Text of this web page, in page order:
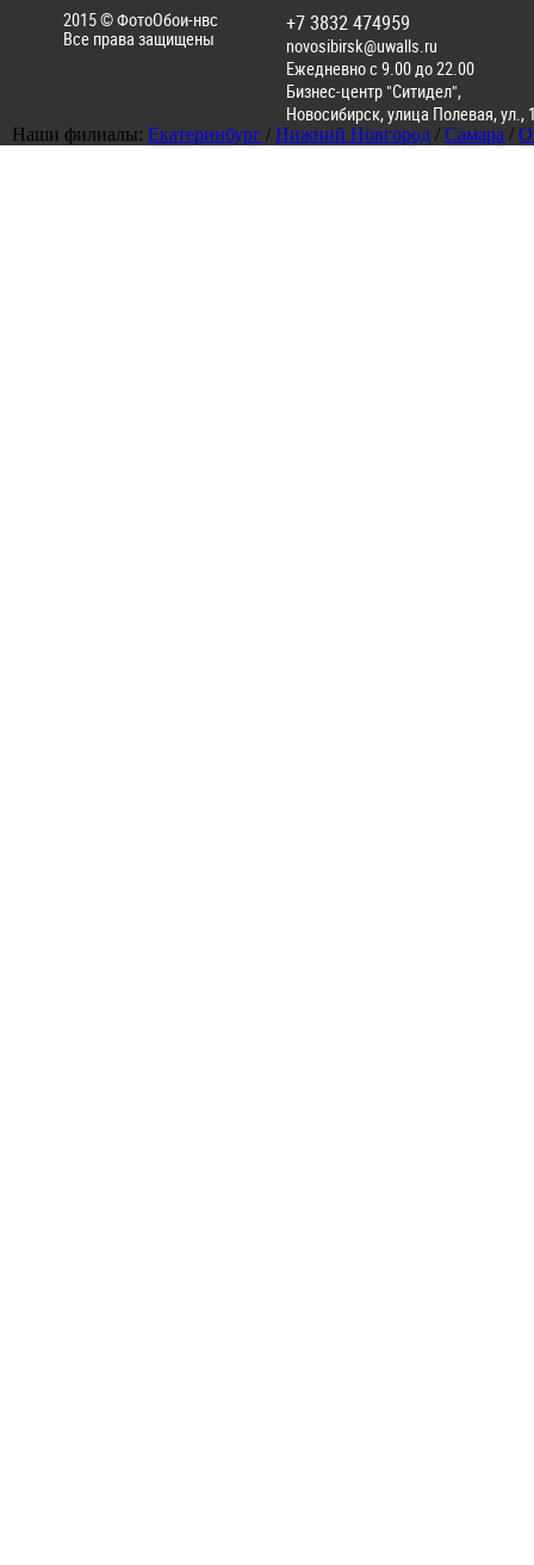
2015 ©ФотоОбои-нвс
Все права защищены
+7 3832 474959
novosibirsk@uwalls.ru
Ежедневно с 9.00 до 22.00
Бизнес-центр "Ситидел",
Новосибирск,улица Полевая, ул.,
Наши филиалы: Екатеринбург / Нижний Новгород / Самара /